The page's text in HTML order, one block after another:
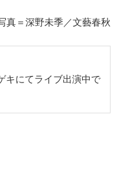
真＝深野未季／文藝春秋
キにてライブ出演中で